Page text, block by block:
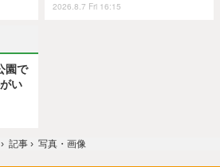
2026.8.7 Fri 16:15
園で
い
› 記事 › 写真・画像